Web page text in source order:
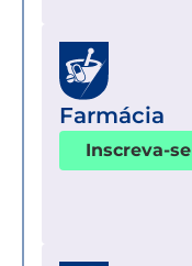
Farmácia
Inscreva-se